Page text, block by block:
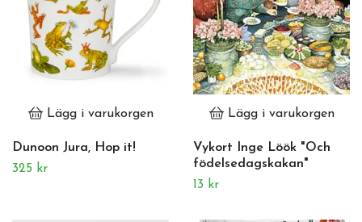
Lägg i varukorgen
Dunoon Jura, Hop it!
325 kr
Lägg i varukorgen
Vykort Inge Löök "Och
födelsedagskakan"
13 kr